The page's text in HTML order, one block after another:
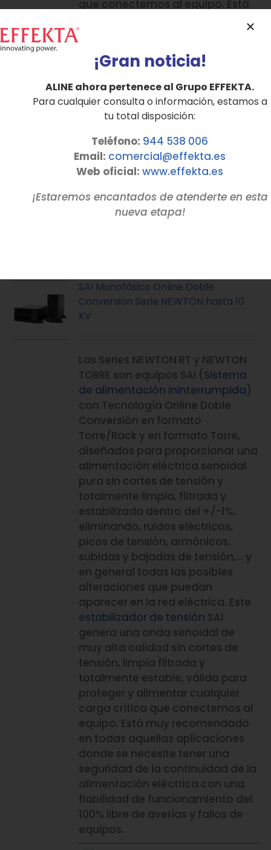
que conectemos al equipo. Está
alimentar cargas muy delicadas,
electrónicos, informática y
telecomunicaciones, así como
para grandes redes de datos,
servidores y ordenadores de
Ingeniería de diseño,
contabilidad, etc…
Bajar Catálogo Serie OHM
Detalles
SAI Monofásico Online Doble
Conversión Serie NEWTON hasta 10
KV
Las Series NEWTON RT y NEWTON
TORRE son equipos SAI (Sistema
de alimentación ininterrumpida)
con Tecnología Online Doble
Conversión en formato
Torre/Rack y en formato Torre,
diseñados para proporcionar una
alimentación eléctrica senoidal
pura sin cortes de tensión y
totalmente limpia, filtrada y
estabilizada dentro del +/-1%,
eliminando, ruidos eléctricos,
picos de tensión, armónicos,
subidas y bajadas de tensión,… y
en general todas las posibles
alteraciones que puedan
aparecer en la red eléctrica. Este
estabilizador de tensión SAI
genera una onda senoidal de
muy alta calidad sin cortes de
tensión, limpia filtrada y
totalmente estable, válida para
proteger y alimentar cualquier
carga crítica que conectemos al
equipo. Está muy recomendado
en todas aquellas aplicaciones
donde se necesite tener una
seguridad de la continuidad de la
alimentación eléctrica con una
fiabilidad de funcionamiento del
100% libre de averías y fallos de
equipos.
¡Gran noticia!
ALINE ahora pertenece al Grupo EFFEKTA.
Para cualquier consulta o información, estamos a
tu total disposición:
Teléfono: 944 538 006
Email: comercial@effekta.es
Web oficial: www.effekta.es
¡Estaremos encantados de atenderte en esta
nueva etapa!